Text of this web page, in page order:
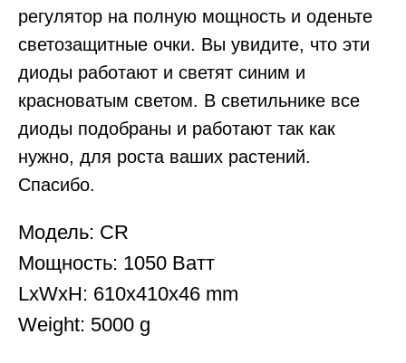
регулятор на полную мощность и оденьте
светозащитные очки. Вы увидите, что эти
диоды работают и светят синим и
красноватым светом. В светильнике все
диоды подобраны и работают так как
нужно, для роста ваших растений.
Спасибо.
Модель: CR
Мощность: 1050 Ватт
LxWxH: 610x410x46 mm
Weight: 5000 g